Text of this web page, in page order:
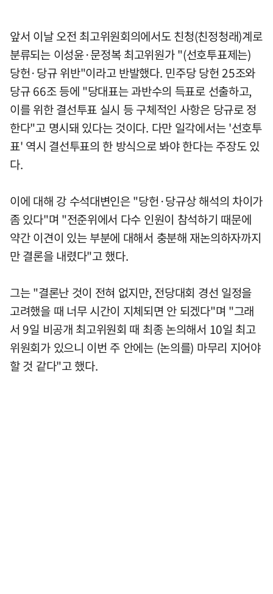
앞서 이날 오전 최고위원회의에서도 친청(친정청래)계로
분류되는 이성윤·문정복 최고위원가 "(선호투표제는)
당헌·당규 위반"이라고 반발했다. 민주당 당헌 25조와
당규 66조 등에 "당대표는 과반수의 득표로 선출하고,
이를 위한 결선투표 실시 등 구체적인 사항은 당규로 정
한다"고 명시돼 있다는 것이다. 다만 일각에서는 '선호투
표' 역시 결선투표의 한 방식으로 봐야 한다는 주장도 있
다.
이에 대해 강 수석대변인은 "당헌·당규상 해석의 차이가
좀 있다"며 "전준위에서 다수 인원이 참석하기 때문에
약간 이견이 있는 부분에 대해서 충분해 재논의하자까지
만 결론을 내렸다"고 했다.
그는 "결론난 것이 전혀 없지만, 전당대회 경선 일정을
고려했을 때 너무 시간이 지체되면 안 되겠다"며 "그래
서 9일 비공개 최고위원회 때 최종 논의해서 10일 최고
위원회가 있으니 이번 주 안에는 (논의를) 마무리 지어야
할 것 같다"고 했다.